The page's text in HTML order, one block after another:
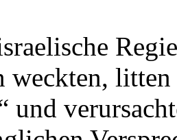
weckten,
und